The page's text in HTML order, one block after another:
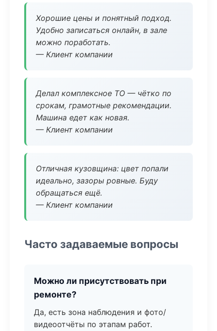
Хорошие цены и понятный подход.
Удобно записаться онлайн, в зале
можно поработать.
— Клиент компании
Делал комплексное ТО — чётко по
срокам, грамотные рекомендации.
Машина едет как новая.
— Клиент компании
Отличная кузовщина: цвет попали
идеально, зазоры ровные. Буду
обращаться ещё.
— Клиент компании
Часто задаваемые вопросы
Можно ли присутствовать при
ремонте?
Да, есть зона наблюдения и фото/
видеоотчёты по этапам работ.